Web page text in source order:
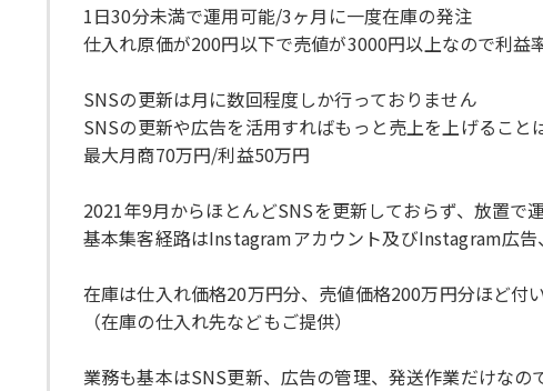
1日30分未満で運用可能/3ヶ月に一度在庫の発注
仕入れ原価が200円以下で売値が3000円以上なので利益
SNSの更新は月に数回程度しか行っておりません
SNSの更新や広告を活用すればもっと売上を上げること
最大月商70万円/利益50万円
2021年9月からほとんどSNSを更新しておらず、放置で
基本集客経路はInstagramアカウント及びInstagram広
在庫は仕入れ価格20万円分、売値価格200万円分ほど付い
（在庫の仕入れ先などもご提供）
業務も基本はSNS更新、広告の管理、発送作業だけなの